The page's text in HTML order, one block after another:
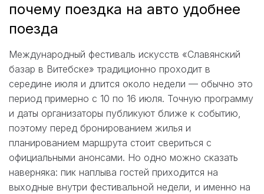
почему поездка на авто удобнее
поезда
Международный фестиваль искусств «Славянский
базар в Витебске» традиционно проходит в
середине июля и длится около недели — обычно это
период примерно с 10 по 16 июля. Точную программу
и даты организаторы публикуют ближе к событию,
поэтому перед бронированием жилья и
планированием маршрута стоит свериться с
официальными анонсами. Но одно можно сказать
наверняка: пик наплыва гостей приходится на
выходные внутри фестивальной недели, и именно на